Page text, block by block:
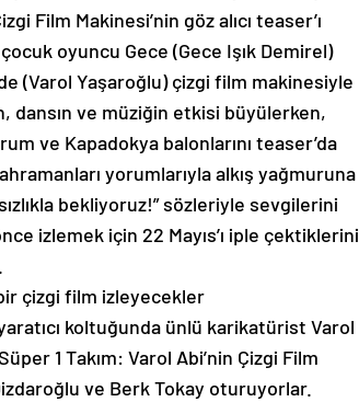
Film Makinesi’nin göz alıcı teaser’ı
oyuncu Gece (Gece Işık Demirel)
(Varol Yaşaroğlu) çizgi film makinesiyle
dansın ve müziğin etkisi büyülerken,
ve Kapadokya balonlarını teaser’da
yorumlarıyla alkış yağmuruna
bekliyoruz!” sözleriyle sevgilerini
izlemek için 22 Mayıs’ı iple çektiklerini
çizgi film izleyecekler
koltuğunda ünlü karikatürist Varol
1 Takım: Varol Abi’nin Çizgi Film
ve Berk Tokay oturuyorlar.